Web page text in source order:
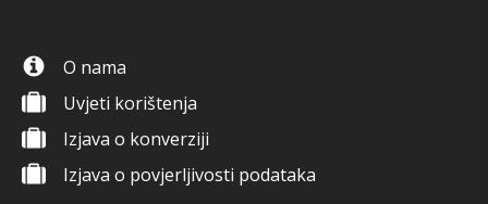
O nama
Uvjeti korištenja
Izjava o konverziji
Izjava o povjerljivosti podataka